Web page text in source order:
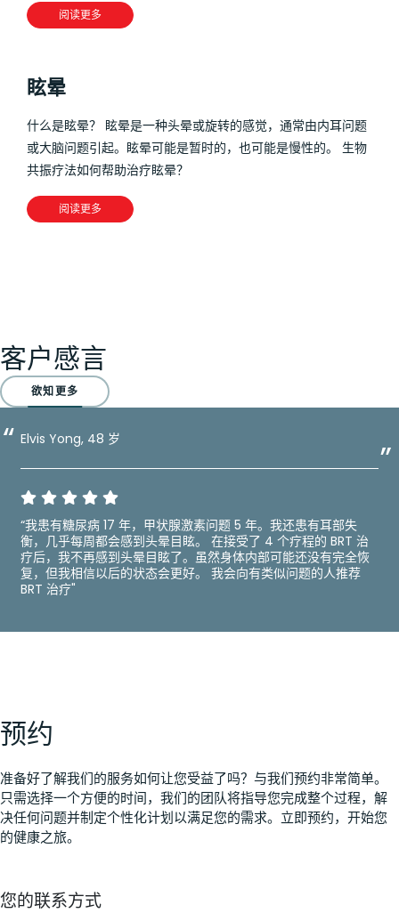
阅读更多
眩晕
什么是眩晕？ 眩晕是一种头晕或旋转的感觉，通常由内耳问题
或大脑问题引起。眩晕可能是暂时的，也可能是慢性的。 生物
共振疗法如何帮助治疗眩晕？
阅读更多
客户感言
欲知更多
Elvis Yong, 48 岁
“我患有糖尿病 17 年，甲状腺激素问题 5 年。我还患有耳部失
衡，几乎每周都会感到头晕目眩。 在接受了 4 个疗程的 BRT 治
疗后，我不再感到头晕目眩了。虽然身体内部可能还没有完全恢
复，但我相信以后的状态会更好。 我会向有类似问题的人推荐
BRT 治疗"
预约
准备好了解我们的服务如何让您受益了吗？与我们预约非常简单。
只需选择一个方便的时间，我们的团队将指导您完成整个过程，解
决任何问题并制定个性化计划以满足您的需求。立即预约，开始您
的健康之旅。
您的联系方式